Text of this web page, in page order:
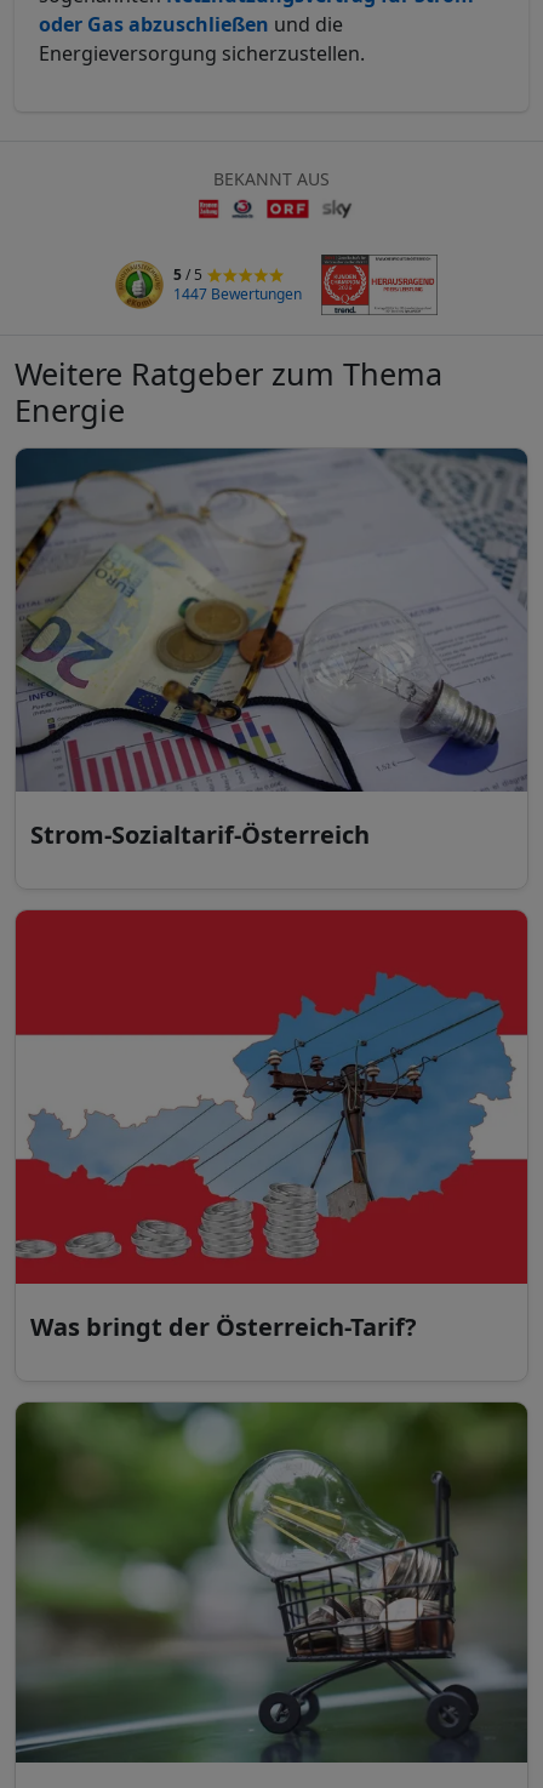
oder Gas abzuschließen und die
Energieversorgung sicherzustellen.
BEKANNT AUS
5/ 5
1447 Bewertungen
Weitere Ratgeber zum Thema
Energie
Strom-Sozialtarif-Österreich
Was bringt der Österreich-Tarif?